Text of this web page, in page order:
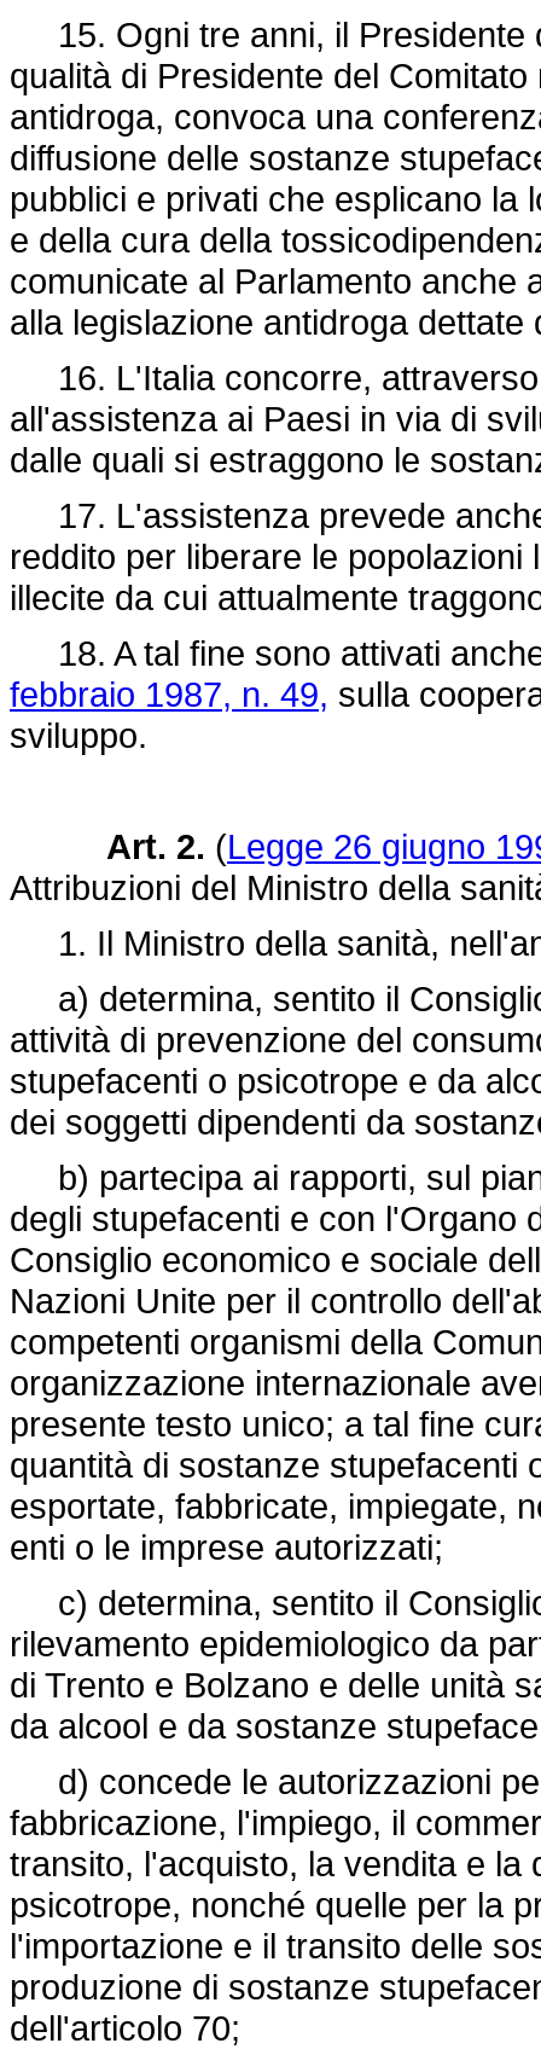
15. Ogni tre anni, il Presidente
qualità di Presidente del
antidroga, convoca una
diffusione delle sostanze
pubblici e privati che esplicano la
e della cura della
comunicate al Parlamento anche
alla legislazione antidroga
16. L'Italia concorre, attraverso
all'assistenza ai Paesi in via di
dalle quali si estraggono le
17. L'assistenza prevede
reddito per liberare le
illecite da cui attualmente
18. A tal fine sono attivati
febbraio 1987, n. 49, sulla
sviluppo.
Art. 2. (Legge 26 giugno
Attribuzioni del Ministro della
1. Il Ministro della sanità,
a) determina, sentito il
attività di prevenzione del
stupefacenti o psicotrope e da
dei soggetti dipendenti da
b) partecipa ai rapporti, sul
degli stupefacenti e con l'Organo
Consiglio economico e sociale
Nazioni Unite per il controllo
competenti organismi della
organizzazione internazionale
presente testo unico; a tal fine
quantità di sostanze stupefacenti
esportate, fabbricate, impiegate,
enti o le imprese autorizzati;
c) determina, sentito il
rilevamento epidemiologico da
di Trento e Bolzano e delle unità
da alcool e da sostanze
d) concede le autorizzazioni
fabbricazione, l'impiego, il
transito, l'acquisto, la vendita e
psicotrope, nonché quelle per la
l'importazione e il transito delle
produzione di sostanze
dell'articolo 70;